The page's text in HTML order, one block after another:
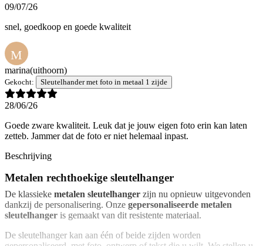
09/07/26
snel, goedkoop en goede kwaliteit
M
marina(uithoorn)
Gekocht: Sleutelhander met foto in metaal 1 zijde
28/06/26
Goede zware kwaliteit. Leuk dat je jouw eigen foto erin kan laten
zetteb. Jammer dat de foto er niet helemaal inpast.
Beschrijving
Metalen rechthoekige sleutelhanger
De klassieke metalen sleutelhanger zijn nu opnieuw uitgevonden
dankzij de personalisering. Onze gepersonaliseerde metalen
sleutelhanger is gemaakt van dit resistente materiaal.
De sleutelhanger kan aan één of beide zijden worden